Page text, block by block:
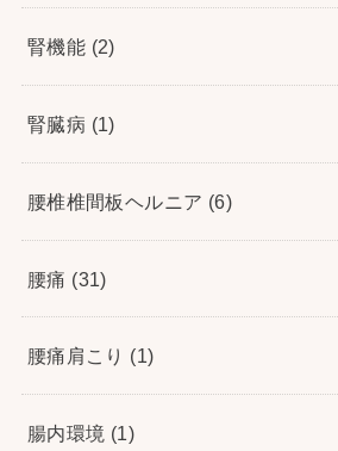
腎機能 (2)
腎臓病 (1)
腰椎椎間板ヘルニア (6)
腰痛 (31)
腰痛肩こり (1)
腸内環境 (1)